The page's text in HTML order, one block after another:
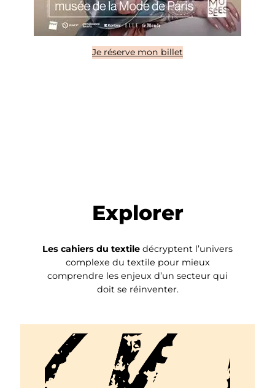
Je réserve mon billet
Explorer
Les cahiers du textile décryptent l’univers
complexe du textile pour mieux
comprendre les enjeux d’un secteur qui
doit se réinventer.